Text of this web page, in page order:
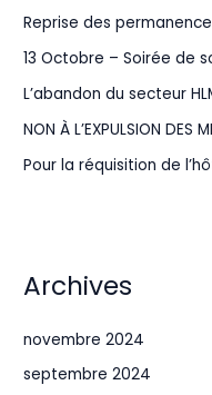
Reprise des
13 Octobre – Soirée de
L’abandon du secteur
NON À L’EXPULSION DES
Pour la réquisition de
Archives
novembre 2024
septembre 2024